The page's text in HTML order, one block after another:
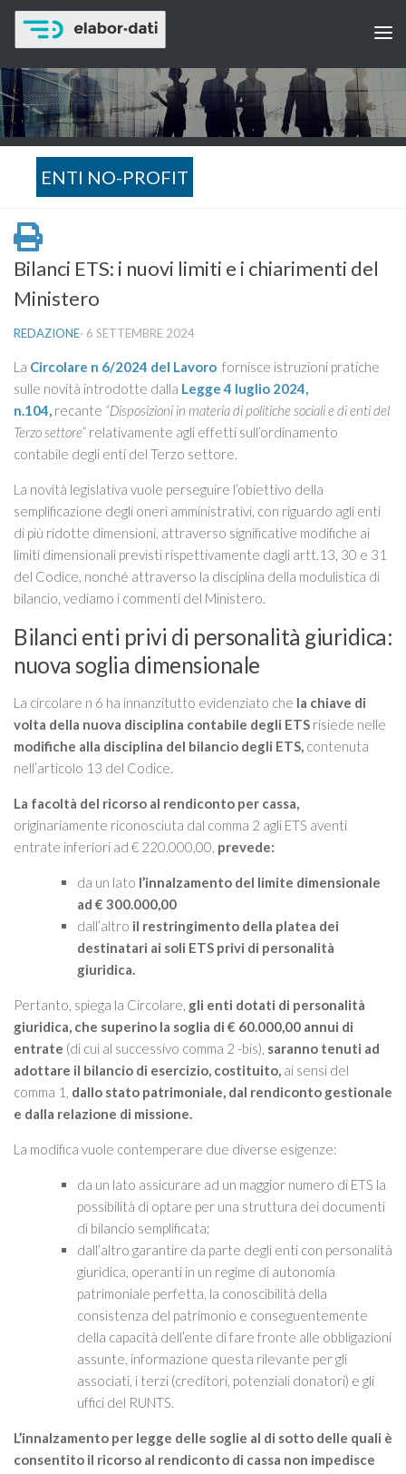
ENTI NO-PROFIT
Bilanci ETS: i nuovi limiti e i chiarimenti del
Ministero
REDAZIONE· 6 SETTEMBRE 2024
La Circolare n 6/2024 del Lavoro fornisce istruzioni pratiche
sulle novità introdotte dalla Legge 4 luglio 2024,
n.104, recante “Disposizioni in materia di politiche sociali e di enti del
Terzo settore” relativamente agli effetti sull’ordinamento
contabile degli enti del Terzo settore.
La novità legislativa vuole perseguire l’obiettivo della
semplificazione degli oneri amministrativi, con riguardo agli enti
di più ridotte dimensioni, attraverso significative modifiche ai
limiti dimensionali previsti rispettivamente dagli artt.13, 30 e 31
del Codice, nonché attraverso la disciplina della modulistica di
bilancio, vediamo i commenti del Ministero.
Bilanci enti privi di personalità giuridica:
nuova soglia dimensionale
La circolare n 6 ha innanzitutto evidenziato che la chiave di
volta della nuova disciplina contabile degli ETS risiede nelle
modifiche alla disciplina del bilancio degli ETS, contenuta
nell’articolo 13 del Codice.
La facoltà del ricorso al rendiconto per cassa,
originariamente riconosciuta dal comma 2 agli ETS aventi
entrate inferiori ad € 220.000,00, prevede:
da un lato l’innalzamento del limite dimensionale
ad € 300.000,00
dall’altro il restringimento della platea dei
destinatari ai soli ETS privi di personalità
giuridica.
Pertanto, spiega la Circolare, gli enti dotati di personalità
giuridica, che superino la soglia di € 60.000,00 annui di
entrate (di cui al successivo comma 2 -bis), saranno tenuti ad
adottare il bilancio di esercizio, costituito, ai sensi del
comma 1, dallo stato patrimoniale, dal rendiconto gestionale
e dalla relazione di missione.
La modifica vuole contemperare due diverse esigenze:
da un lato assicurare ad un maggior numero di ETS la
possibilità di optare per una struttura dei documenti
di bilancio semplificata;
dall’altro garantire da parte degli enti con personalità
giuridica, operanti in un regime di autonomia
patrimoniale perfetta, la conoscibilità della
consistenza del patrimonio e conseguentemente
della capacità dell’ente di fare fronte alle obbligazioni
assunte, informazione questa rilevante per gli
associati, i terzi (creditori, potenziali donatori) e gli
uffici del RUNTS.
L’innalzamento per legge delle soglie al di sotto delle quali è
consentito il ricorso al rendiconto di cassa non impedisce